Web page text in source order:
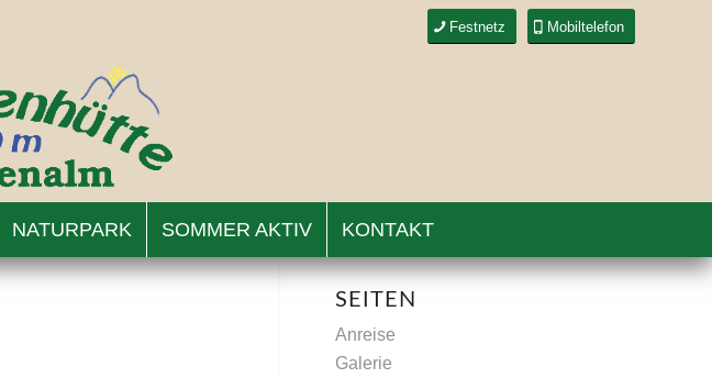
Festnetz Mobiltelefon
NATURPARK SOMMER AKTIV KONTAKT
SEITEN
Anreise
Galerie